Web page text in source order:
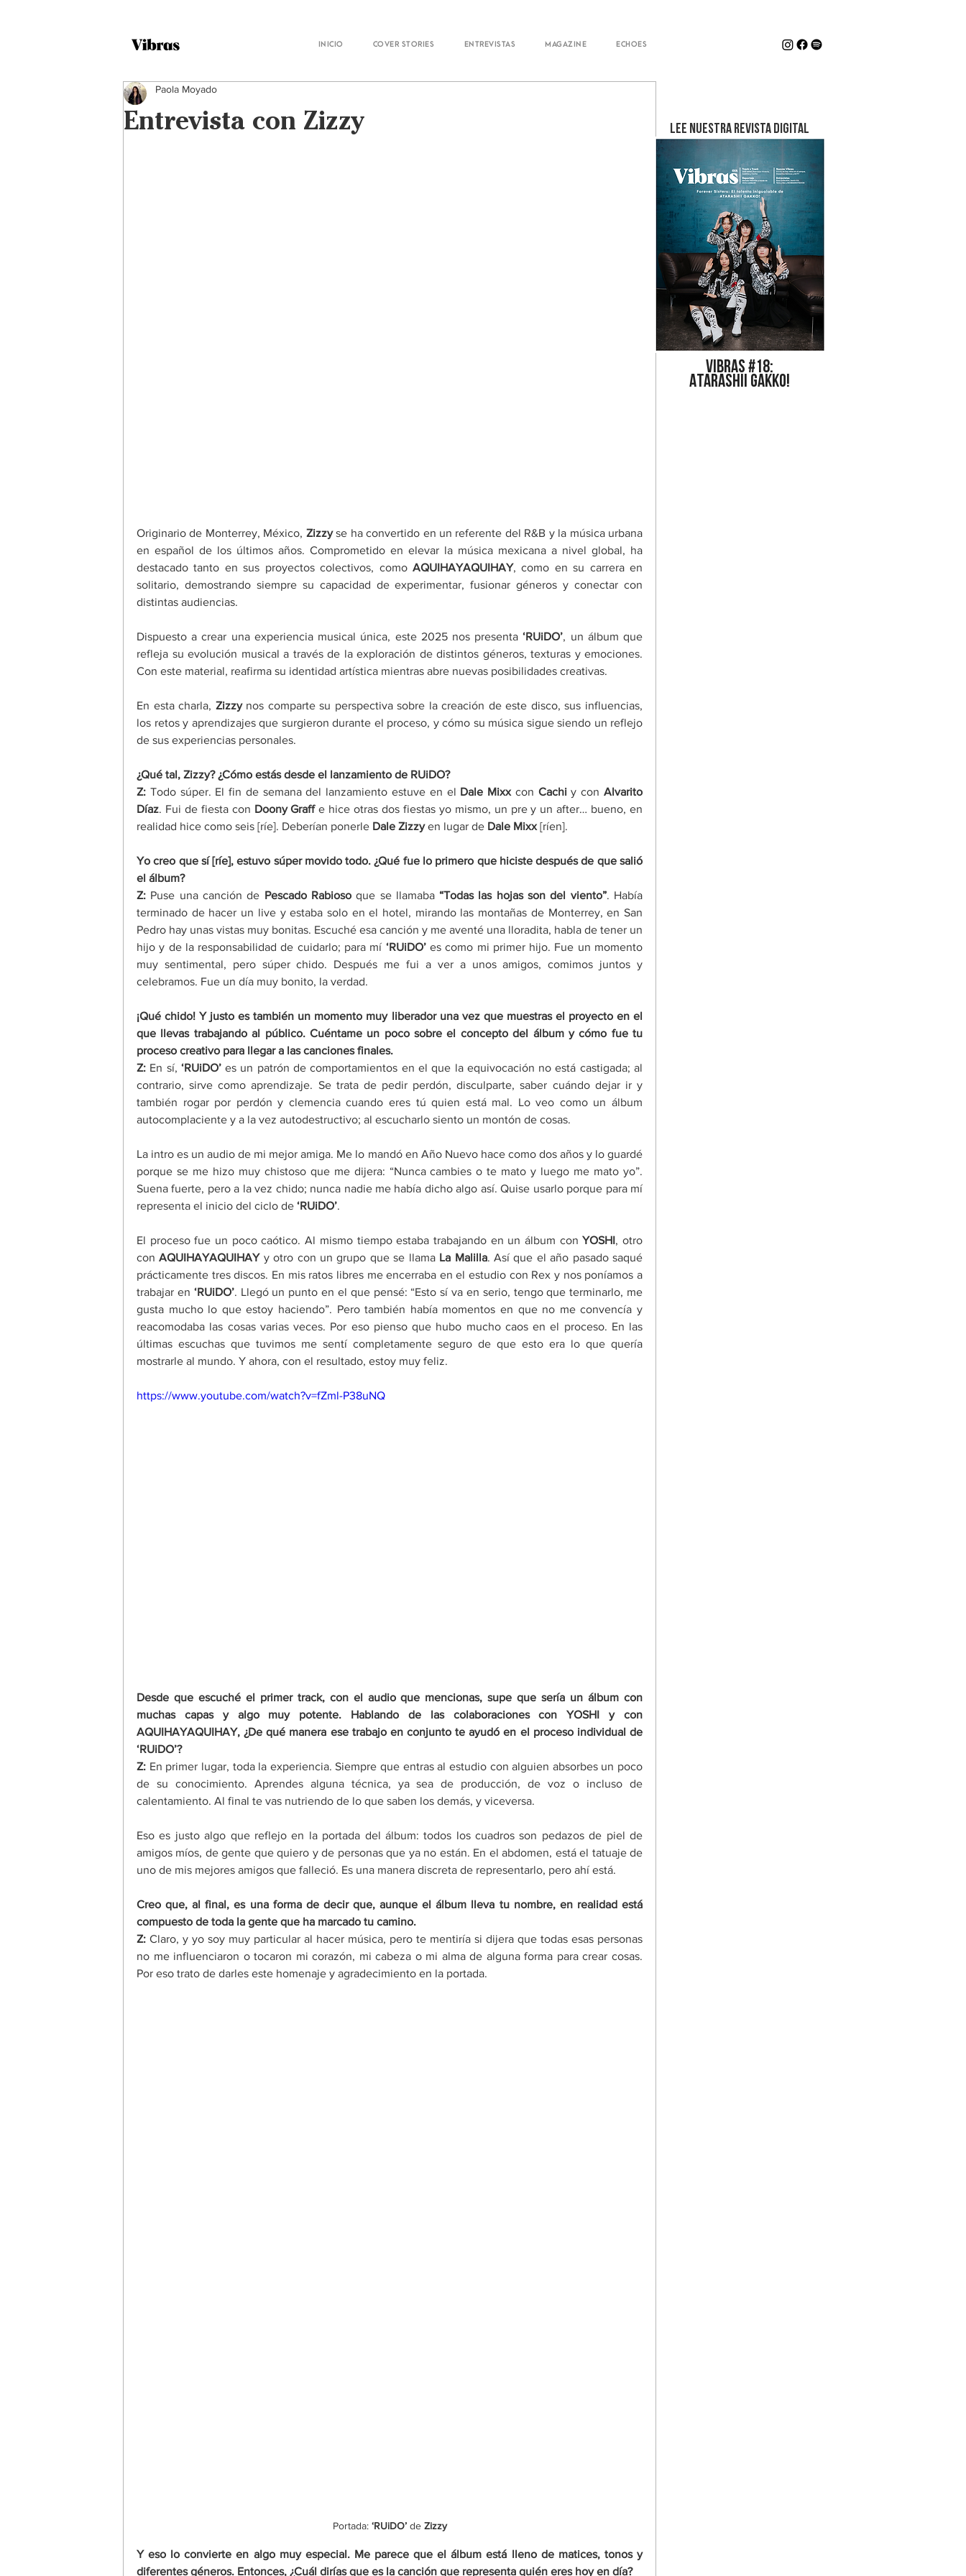
Inicio Cover Stories Entrevistas Magazine Echoes
Entrevista con Zizzy
Paola Moyado
Originario de Monterrey, México, Zizzy se ha convertido en un referente del R&B y la música urbana
en español de los últimos años. Comprometido en elevar la música mexicana a nivel global, ha
destacado tanto en sus proyectos colectivos, como AQUIHAYAQUIHAY, como en su carrera en
solitario, demostrando siempre su capacidad de experimentar, fusionar géneros y conectar con
distintas audiencias.
Dispuesto a crear una experiencia musical única, este 2025 nos presenta ‘RUiDO’, un álbum que
refleja su evolución musical a través de la exploración de distintos géneros, texturas y emociones.
Con este material, reafirma su identidad artística mientras abre nuevas posibilidades creativas.
En esta charla, Zizzy nos comparte su perspectiva sobre la creación de este disco, sus influencias,
los retos y aprendizajes que surgieron durante el proceso, y cómo su música sigue siendo un reflejo
de sus experiencias personales.
¿Qué tal, Zizzy? ¿Cómo estás desde el lanzamiento de RUiDO?
Z: Todo súper. El fin de semana del lanzamiento estuve en el Dale Mixx con Cachi y con Alvarito
Díaz. Fui de fiesta con Doony Graff e hice otras dos fiestas yo mismo, un pre y un after… bueno, en
realidad hice como seis [ríe]. Deberían ponerle Dale Zizzy en lugar de Dale Mixx [ríen].
Yo creo que sí [ríe], estuvo súper movido todo. ¿Qué fue lo primero que hiciste después de que salió
el álbum?
Z: Puse una canción de Pescado Rabioso que se llamaba “Todas las hojas son del viento”. Había
terminado de hacer un live y estaba solo en el hotel, mirando las montañas de Monterrey, en San
Pedro hay unas vistas muy bonitas. Escuché esa canción y me aventé una lloradita, habla de tener un
hijo y de la responsabilidad de cuidarlo; para mí ‘RUiDO’ es como mi primer hijo. Fue un momento
muy sentimental, pero súper chido. Después me fui a ver a unos amigos, comimos juntos y
celebramos. Fue un día muy bonito, la verdad.
¡Qué chido! Y justo es también un momento muy liberador una vez que muestras el proyecto en el
que llevas trabajando al público. Cuéntame un poco sobre el concepto del álbum y cómo fue tu
proceso creativo para llegar a las canciones finales.
Z: En sí, ‘RUiDO’ es un patrón de comportamientos en el que la equivocación no está castigada; al
contrario, sirve como aprendizaje. Se trata de pedir perdón, disculparte, saber cuándo dejar ir y
también rogar por perdón y clemencia cuando eres tú quien está mal. Lo veo como un álbum
autocomplaciente y a la vez autodestructivo; al escucharlo siento un montón de cosas.
La intro es un audio de mi mejor amiga. Me lo mandó en Año Nuevo hace como dos años y lo guardé
porque se me hizo muy chistoso que me dijera: “Nunca cambies o te mato y luego me mato yo”.
Suena fuerte, pero a la vez chido; nunca nadie me había dicho algo así. Quise usarlo porque para mí
representa el inicio del ciclo de ‘RUiDO’.
El proceso fue un poco caótico. Al mismo tiempo estaba trabajando en un álbum con YOSHI, otro
con AQUIHAYAQUIHAY y otro con un grupo que se llama La Malilla. Así que el año pasado saqué
prácticamente tres discos. En mis ratos libres me encerraba en el estudio con Rex y nos poníamos a
trabajar en ‘RUiDO’. Llegó un punto en el que pensé: “Esto sí va en serio, tengo que terminarlo, me
gusta mucho lo que estoy haciendo”. Pero también había momentos en que no me convencía y
reacomodaba las cosas varias veces. Por eso pienso que hubo mucho caos en el proceso. En las
últimas escuchas que tuvimos me sentí completamente seguro de que esto era lo que quería
mostrarle al mundo. Y ahora, con el resultado, estoy muy feliz.
https://www.youtube.com/watch?v=fZml-P38uNQ
Desde que escuché el primer track, con el audio que mencionas, supe que sería un álbum con
muchas capas y algo muy potente. Hablando de las colaboraciones con YOSHI y con
‘RUiDO’?
Z: En primer lugar, toda la experiencia. Siempre que entras al estudio con alguien absorbes un poco
de su conocimiento. Aprendes alguna técnica, ya sea de producción, de voz o incluso de
calentamiento. Al final te vas nutriendo de lo que saben los demás, y viceversa.
Eso es justo algo que reflejo en la portada del álbum: todos los cuadros son pedazos de piel de
amigos míos, de gente que quiero y de personas que ya no están. En el abdomen, está el tatuaje de
uno de mis mejores amigos que falleció. Es una manera discreta de representarlo, pero ahí está.
Creo que, al final, es una forma de decir que, aunque el álbum lleva tu nombre, en realidad está
compuesto de toda la gente que ha marcado tu camino.
Z: Claro, y yo soy muy particular al hacer música, pero te mentiría si dijera que todas esas personas
no me influenciaron o tocaron mi corazón, mi cabeza o mi alma de alguna forma para crear cosas.
Por eso trato de darles este homenaje y agradecimiento en la portada.
Portada: ‘RUiDO’ de Zizzy
Y eso lo convierte en algo muy especial. Me parece que el álbum está lleno de matices, tonos y
diferentes géneros. Entonces, ¿Cuál dirías que es la canción que representa quién eres hoy en día?
LEE NUESTRA REVISTA DIGITAL
Vibras #18:
ATARASHII GAKKO!